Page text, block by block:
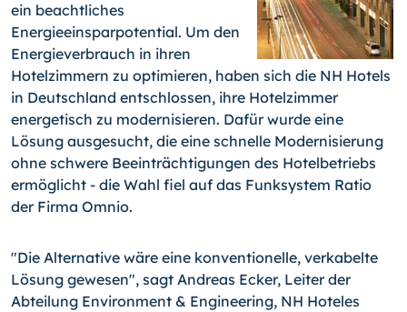
ein beachtliches
Energieeinsparpotential. Um den
Energieverbrauch in ihren
Hotelzimmern zu optimieren, haben sich die NH Hotels
in Deutschland entschlossen, ihre Hotelzimmer
energetisch zu modernisieren. Dafür wurde eine
Lösung ausgesucht, die eine schnelle Modernisierung
ohne schwere Beeinträchtigungen des Hotelbetriebs
ermöglicht - die Wahl fiel auf das Funksystem Ratio
der Firma Omnio.
"Die Alternative wäre eine konventionelle, verkabelte
Lösung gewesen", sagt Andreas Ecker, Leiter der
Abteilung Environment & Engineering, NH Hoteles